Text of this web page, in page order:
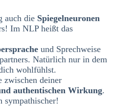
auch die Spiegelneuronen
Im NLP heißt das
und Sprechweise
Natürlich nur in dem
wohlfühlst.
zwischen deiner
authentischen Wirkung.
sympathischer!